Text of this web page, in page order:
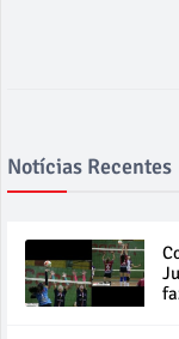
Notícias Recentes